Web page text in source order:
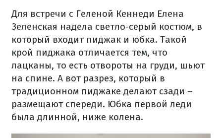
Для встречи с Геленой Кеннеди Елена
Зеленская надела светло-серый костюм, в
который входит пиджак и юбка. Такой
крой пиджака отличается тем, что
лацканы, то есть отвороты на груди, шьют
на спине. А вот разрез, который в
традиционном пиджаке делают сзади –
размещают спереди. Юбка первой леди
была длинной, ниже колена.